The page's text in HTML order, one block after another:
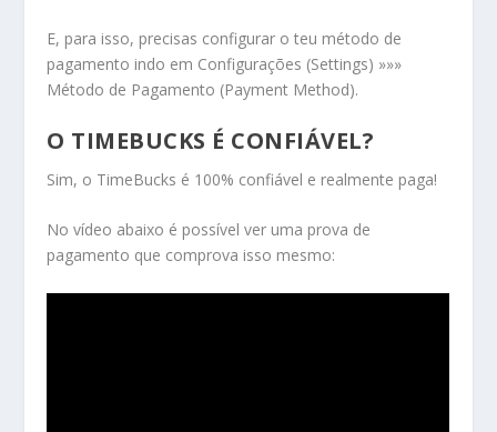
E, para isso, precisas configurar o teu método de
pagamento indo em Configurações (Settings) »»»
Método de Pagamento (Payment Method).
O TIMEBUCKS É CONFIÁVEL?
Sim, o TimeBucks é 100% confiável e realmente paga!
No vídeo abaixo é possível ver uma prova de
pagamento que comprova isso mesmo: